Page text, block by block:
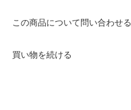
この商品について問い合わせる
買い物を続ける